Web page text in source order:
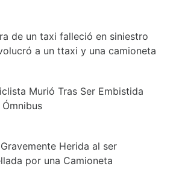
de un taxi falleció en siniestro
a un ttaxi y una camioneta
Murió Tras Ser Embistida
Herida al ser
por una Camioneta